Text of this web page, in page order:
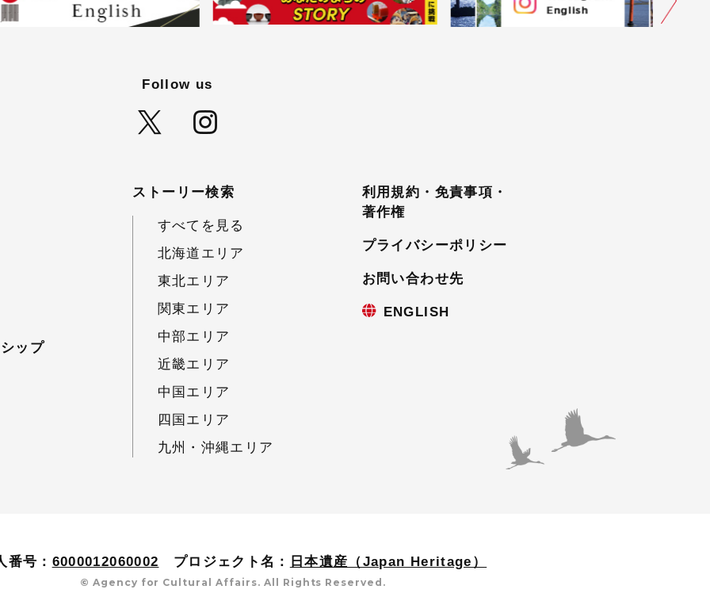
Follow us
ップ
ストーリー検索
すべてを見る
北海道エリア
東北エリア
関東エリア
中部エリア
近畿エリア
中国エリア
四国エリア
九州・沖縄エリア
利用規約・免責事項・
著作権
プライバシーポリシー
お問い合わせ先
ENGLISH
番号： 6000012060002 プロジェクト名： 日本遺産（Japan Heritage）
© Agency for Cultural Affairs. All Rights Reserved.